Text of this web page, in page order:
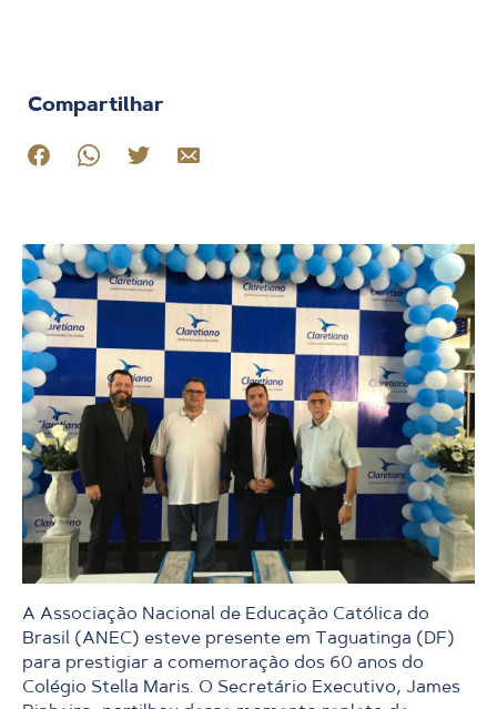
Compartilhar
A Associação Nacional de Educação Católica do
Brasil (ANEC) esteve presente em Taguatinga (DF)
para prestigiar a comemoração dos 60 anos do
Colégio Stella Maris. O Secretário Executivo, James